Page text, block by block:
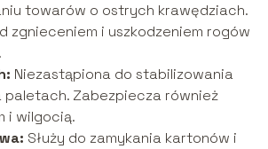
towarów o ostrych krawędziach.
zgnieceniem i uszkodzeniem rogów
Niezastąpiona do stabilizowania
paletach. Zabezpiecza również
i wilgocią.
Służy do zamykania kartonów i